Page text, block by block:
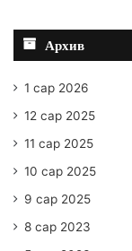
Архив
1 сар 2026
12 сар 2025
11 сар 2025
10 сар 2025
9 сар 2025
8 сар 2023